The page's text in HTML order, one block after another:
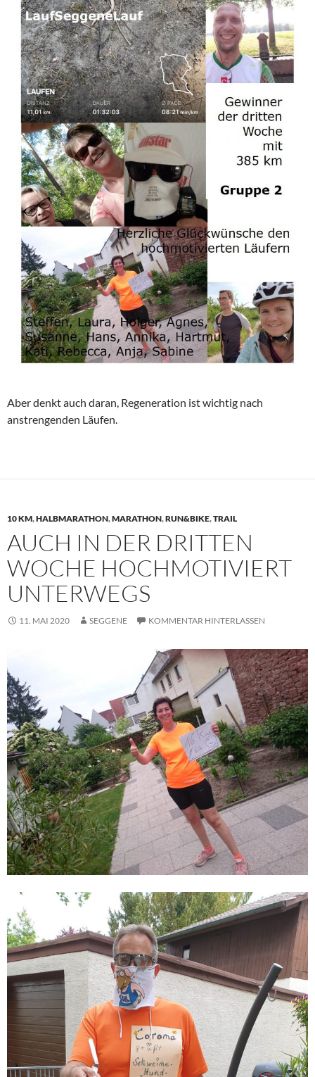
Aber denkt auch daran, Regeneration ist wichtig nach
anstrengenden Läufen.
10 KM,HALBMARATHON,MARATHON,RUN&BIKE,TRAIL
AUCH IN DER DRITTEN
WOCHE HOCHMOTIVIERT
UNTERWEGS
11. MAI 2020 SEGGENE KOMMENTAR HINTERLASSEN